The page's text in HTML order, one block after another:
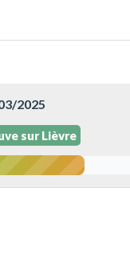
2025
sur Lièvre